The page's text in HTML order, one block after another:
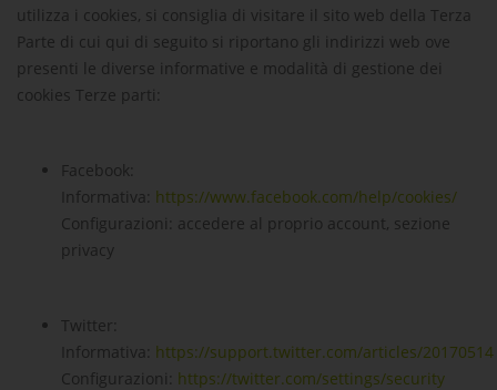
utilizza i cookies, si consiglia di visitare il sito web della Terza
Parte di cui qui di seguito si riportano gli indirizzi web ove
presenti le diverse informative e modalità di gestione dei
cookies Terze parti:
Facebook
Informativa: https://www.facebook.com/help/cookies/
Configurazioni: accedere al proprio account, sezione
privacy
Twitter
Informativa: https://support.twitter.com/articles/20170514
Configurazioni: https://twitter.com/settings/security